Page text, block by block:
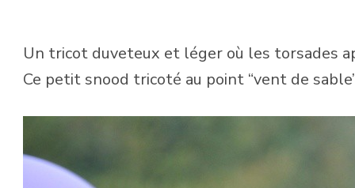
Un tricot duveteux et léger où les torsades
Ce petit snood tricoté au point “vent de